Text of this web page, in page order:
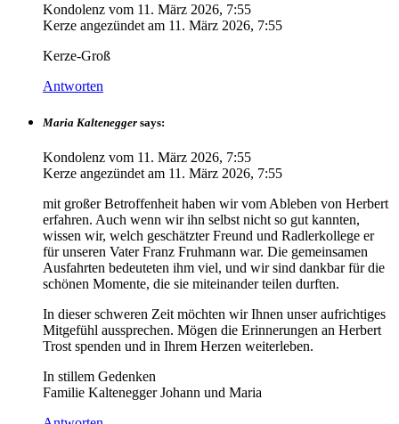
Kondolenz vom 11. März 2026, 7:55
Kerze angezündet am 11. März 2026, 7:55
Kerze-Groß
Antworten
Maria Kaltenegger says:
Kondolenz vom 11. März 2026, 7:55
Kerze angezündet am 11. März 2026, 7:55
mit großer Betroffenheit haben wir vom Ableben von Herbert
erfahren. Auch wenn wir ihn selbst nicht so gut kannten,
wissen wir, welch geschätzter Freund und Radlerkollege er
für unseren Vater Franz Fruhmann war. Die gemeinsamen
Ausfahrten bedeuteten ihm viel, und wir sind dankbar für die
schönen Momente, die sie miteinander teilen durften.
In dieser schweren Zeit möchten wir Ihnen unser aufrichtiges
Mitgefühl aussprechen. Mögen die Erinnerungen an Herbert
Trost spenden und in Ihrem Herzen weiterleben.
In stillem Gedenken
Familie Kaltenegger Johann und Maria